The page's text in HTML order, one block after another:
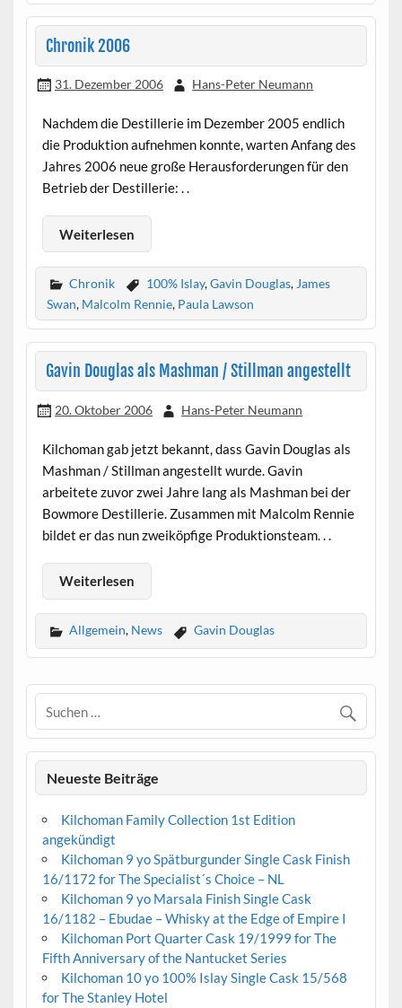
Chronik 2006
31. Dezember 2006 Hans-Peter Neumann
Nachdem die Destillerie im Dezember 2005 endlich
die Produktion aufnehmen konnte, warten Anfang des
Jahres 2006 neue große Herausforderungen für den
Betrieb der Destillerie: . .
Weiterlesen
Chronik 100% Islay,Gavin Douglas, James
Swan, Malcolm Rennie, Paula Lawson
Gavin Douglas als Mashman / Stillman angestellt
20. Oktober 2006 Hans-Peter Neumann
Kilchoman gab jetzt bekannt, dass Gavin Douglas als
Mashman / Stillman angestellt wurde. Gavin
arbeitete zuvor zwei Jahre lang als Mashman bei der
Bowmore Destillerie. Zusammen mit Malcolm Rennie
bildet er das nun zweiköpfige Produktionsteam. . .
Weiterlesen
Allgemein, News Gavin Douglas
Neueste Beiträge
Kilchoman Family Collection 1st Edition
angekündigt
Kilchoman 9 yo Spätburgunder Single Cask Finish
16/1172 for The Specialist´s Choice – NL
Kilchoman 9 yo Marsala Finish Single Cask
16/1182 – Ebudae – Whisky at the Edge of Empire I
Kilchoman Port Quarter Cask 19/1999 for The
Fifth Anniversary of the Nantucket Series
Kilchoman 10 yo 100% Islay Single Cask 15/568
for The Stanley Hotel